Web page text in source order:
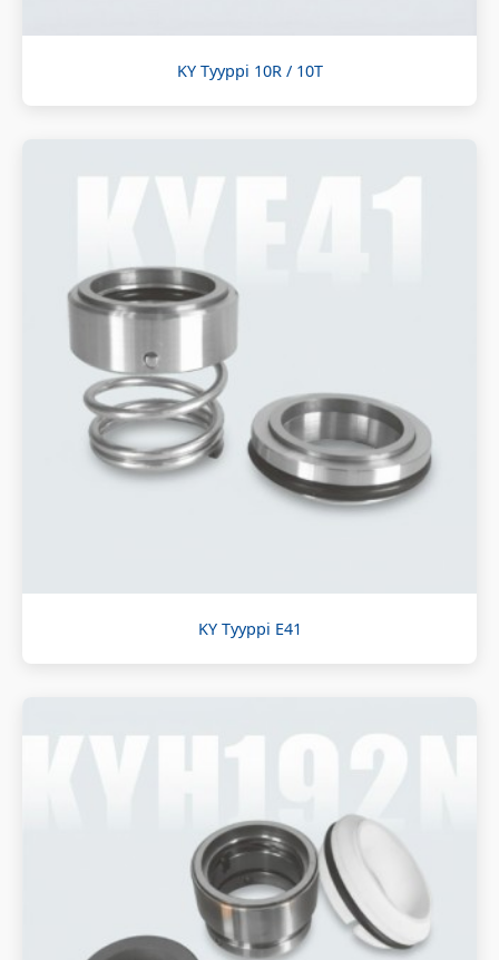
KY Tyyppi 10R / 10T
KY Tyyppi E41